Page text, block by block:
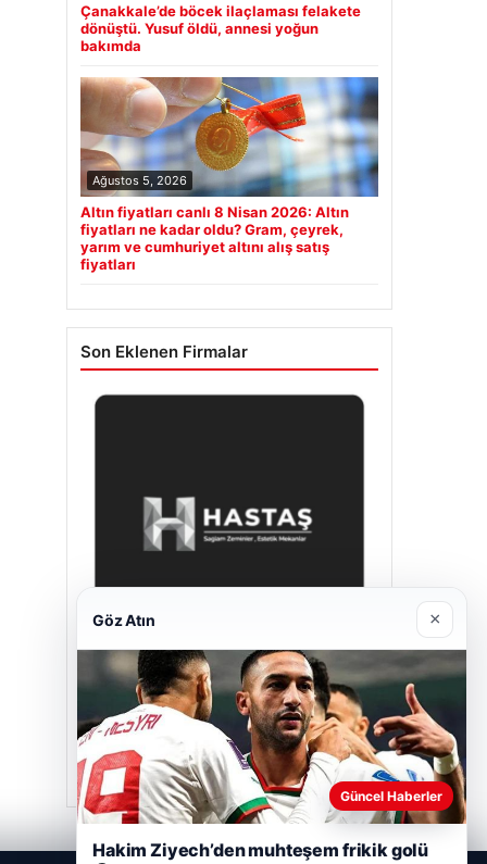
Çanakkale’de böcek ilaçlaması felakete
dönüştü. Yusuf öldü, annesi yoğun
bakımda
Ağustos 5, 2026
Altın fiyatları canlı 8 Nisan 2026: Altın
fiyatları ne kadar oldu? Gram, çeyrek,
yarım ve cumhuriyet altını alış satış
fiyatları
Son Eklenen Firmalar
Hastaş Beton
Mayıs 26, 2026
Göz Atın ×
Güncel Haberler
Hakim Ziyech’den muhteşem frikik golü